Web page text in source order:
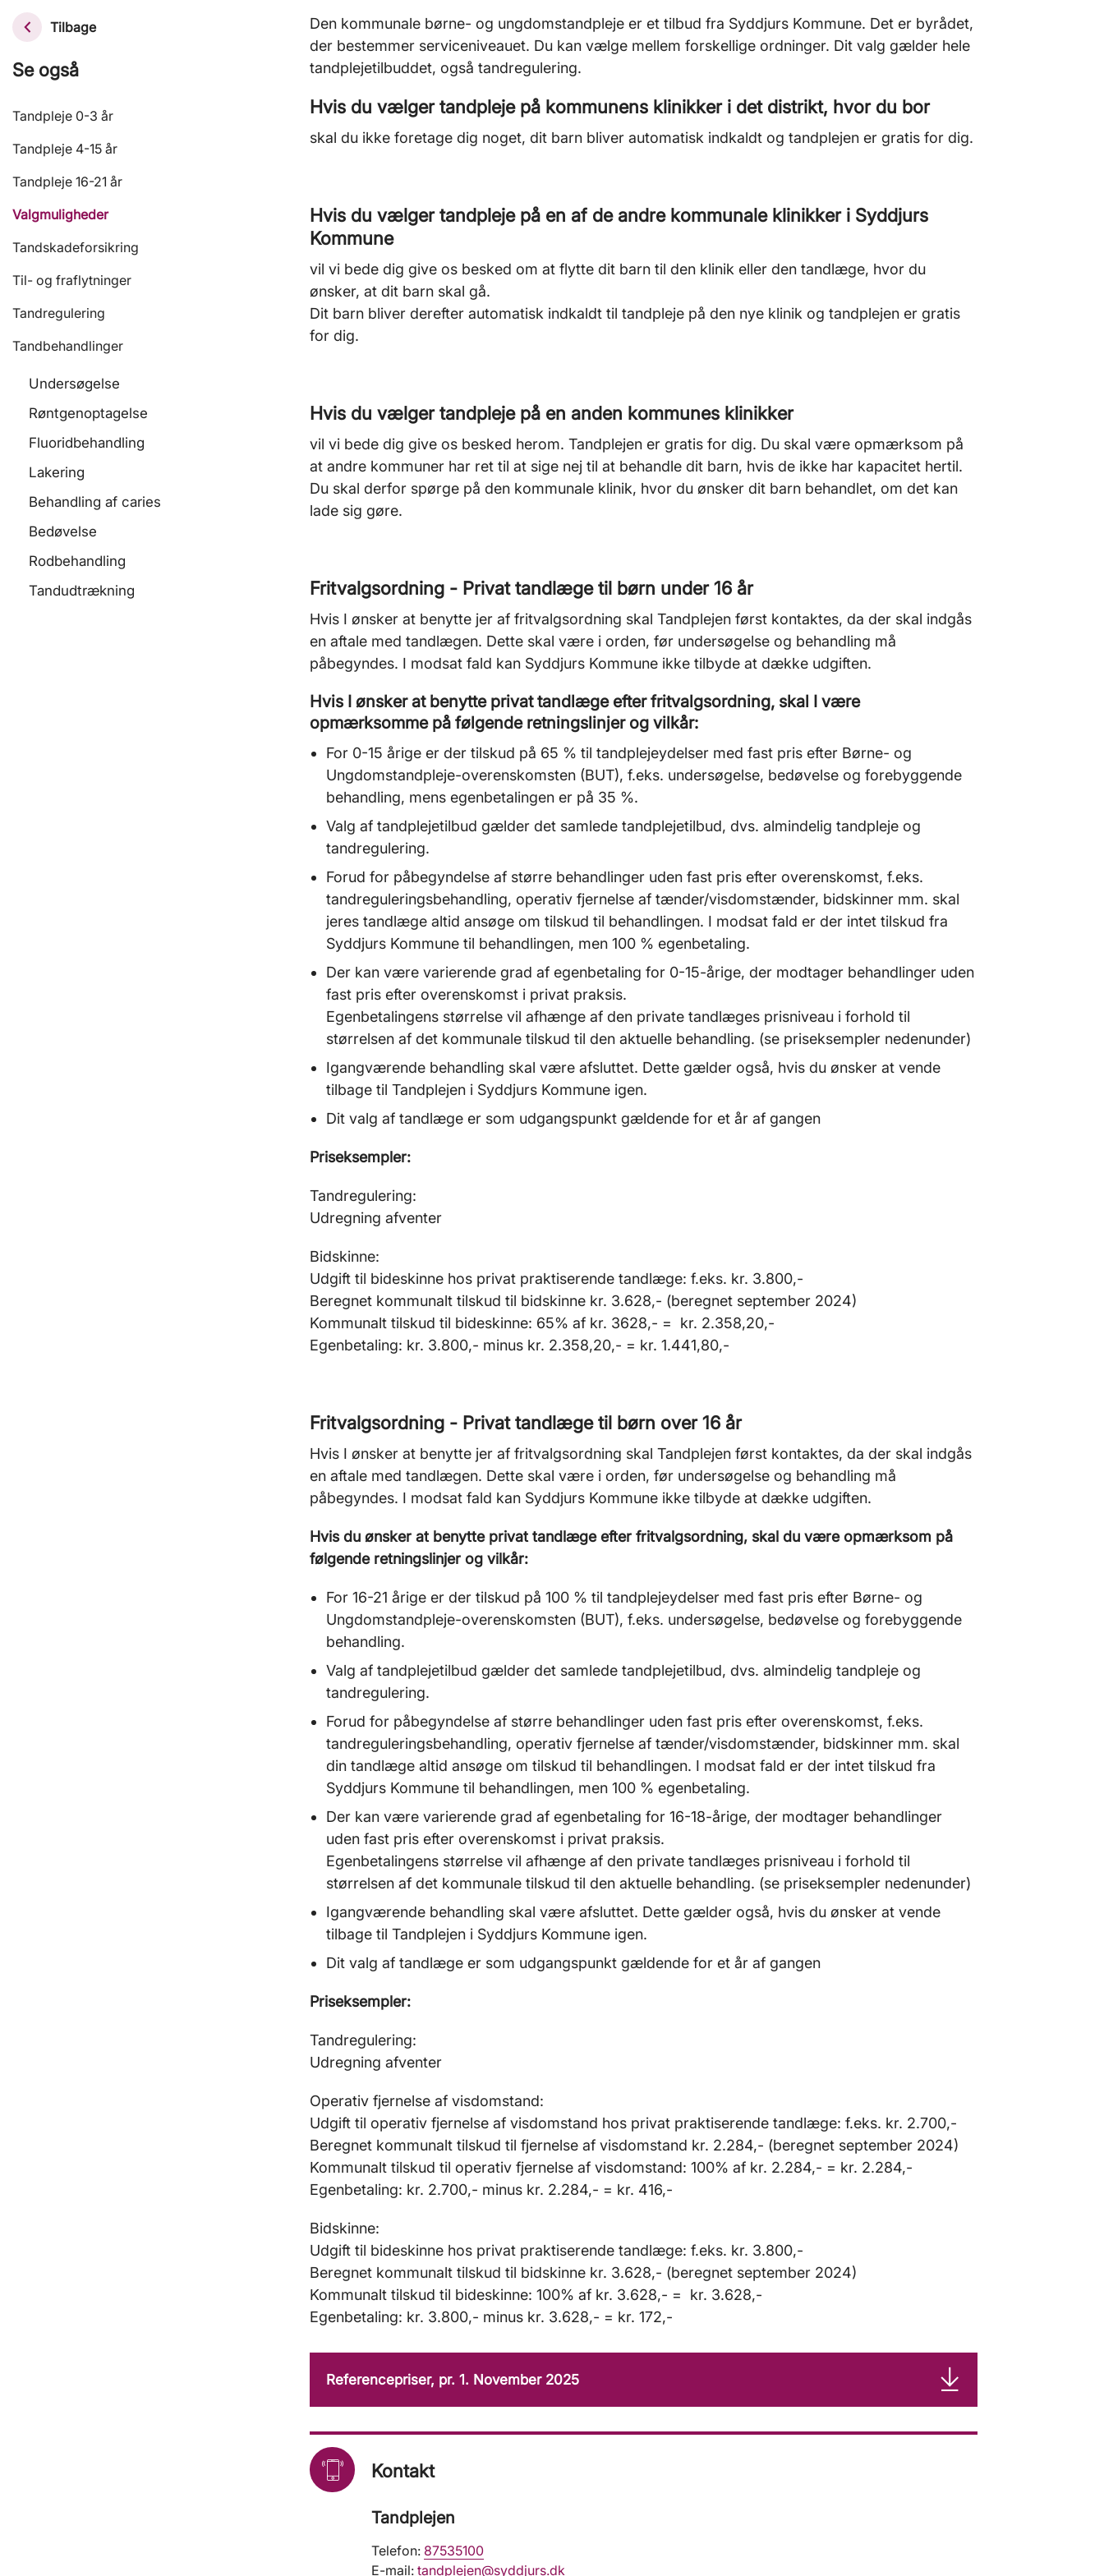
Tilbage
Se også
Tandpleje 0-3 år
Tandpleje 4-15 år
Tandpleje 16-21 år
Valgmuligheder
Tandskadeforsikring
Til- og fraflytninger
Tandregulering
Tandbehandlinger
Undersøgelse
Røntgenoptagelse
Fluoridbehandling
Lakering
Behandling af caries
Bedøvelse
Rodbehandling
Tandudtrækning
Den kommunale børne- og ungdomstandpleje er et tilbud fra Syddjurs Kommune. Det er byrådet,
der bestemmer serviceniveauet. Du kan vælge mellem forskellige ordninger. Dit valg gælder hele
tandplejetilbuddet, også tandregulering.
Hvis du vælger tandpleje på kommunens klinikker i det distrikt, hvor du bor
skal du ikke foretage dig noget, dit barn bliver automatisk indkaldt og tandplejen er gratis for dig.
Hvis du vælger tandpleje på en af de andre kommunale klinikker i Syddjurs
Kommune
vil vi bede dig give os besked om at flytte dit barn til den klinik eller den tandlæge, hvor du
ønsker, at dit barn skal gå.
Dit barn bliver derefter automatisk indkaldt til tandpleje på den nye klinik og tandplejen er gratis
for dig.
Hvis du vælger tandpleje på en anden kommunes klinikker
vil vi bede dig give os besked herom. Tandplejen er gratis for dig. Du skal være opmærksom på
at andre kommuner har ret til at sige nej til at behandle dit barn, hvis de ikke har kapacitet hertil.
Du skal derfor spørge på den kommunale klinik, hvor du ønsker dit barn behandlet, om det kan
lade sig gøre.
Fritvalgsordning - Privat tandlæge til børn under 16 år
Hvis I ønsker at benytte jer af fritvalgsordning skal Tandplejen først kontaktes, da der skal indgås
en aftale med tandlægen. Dette skal være i orden, før undersøgelse og behandling må
påbegyndes. I modsat fald kan Syddjurs Kommune ikke tilbyde at dække udgiften.
Hvis I ønsker at benytte privat tandlæge efter fritvalgsordning, skal I være
opmærksomme på følgende retningslinjer og vilkår:
For 0-15 årige er der tilskud på 65 % til tandplejeydelser med fast pris efter Børne- og
Ungdomstandpleje-overenskomsten (BUT), f.eks. undersøgelse, bedøvelse og forebyggende
behandling, mens egenbetalingen er på 35 %.
Valg af tandplejetilbud gælder det samlede tandplejetilbud, dvs. almindelig tandpleje og
tandregulering.
Forud for påbegyndelse af større behandlinger uden fast pris efter overenskomst, f.eks.
tandreguleringsbehandling, operativ fjernelse af tænder/visdomstænder, bidskinner mm. skal
jeres tandlæge altid ansøge om tilskud til behandlingen. I modsat fald er der intet tilskud fra
Syddjurs Kommune til behandlingen, men 100 % egenbetaling.
Der kan være varierende grad af egenbetaling for 0-15-årige, der modtager behandlinger uden
fast pris efter overenskomst i privat praksis.
Egenbetalingens størrelse vil afhænge af den private tandlæges prisniveau i forhold til
størrelsen af det kommunale tilskud til den aktuelle behandling. (se priseksempler nedenunder)
Igangværende behandling skal være afsluttet. Dette gælder også, hvis du ønsker at vende
tilbage til Tandplejen i Syddjurs Kommune igen.
Dit valg af tandlæge er som udgangspunkt gældende for et år af gangen
Priseksempler:
Tandregulering:
Udregning afventer
Bidskinne:
Udgift til bideskinne hos privat praktiserende tandlæge: f.eks. kr. 3.800,-
Beregnet kommunalt tilskud til bidskinne kr. 3.628,- (beregnet september 2024)
Kommunalt tilskud til bideskinne: 65% af kr. 3628,- = kr. 2.358,20,-
Egenbetaling: kr. 3.800,- minus kr. 2.358,20,- = kr. 1.441,80,-
Fritvalgsordning - Privat tandlæge til børn over 16 år
Hvis I ønsker at benytte jer af fritvalgsordning skal Tandplejen først kontaktes, da der skal indgås
en aftale med tandlægen. Dette skal være i orden, før undersøgelse og behandling må
påbegyndes. I modsat fald kan Syddjurs Kommune ikke tilbyde at dække udgiften.
Hvis du ønsker at benytte privat tandlæge efter fritvalgsordning, skal du være opmærksom på
følgende retningslinjer og vilkår:
For 16-21 årige er der tilskud på 100 % til tandplejeydelser med fast pris efter Børne- og
Ungdomstandpleje-overenskomsten (BUT), f.eks. undersøgelse, bedøvelse og forebyggende
behandling.
Valg af tandplejetilbud gælder det samlede tandplejetilbud, dvs. almindelig tandpleje og
tandregulering.
Forud for påbegyndelse af større behandlinger uden fast pris efter overenskomst, f.eks.
tandreguleringsbehandling, operativ fjernelse af tænder/visdomstænder, bidskinner mm. skal
din tandlæge altid ansøge om tilskud til behandlingen. I modsat fald er der intet tilskud fra
Syddjurs Kommune til behandlingen, men 100 % egenbetaling.
Der kan være varierende grad af egenbetaling for 16-18-årige, der modtager behandlinger
uden fast pris efter overenskomst i privat praksis.
Egenbetalingens størrelse vil afhænge af den private tandlæges prisniveau i forhold til
størrelsen af det kommunale tilskud til den aktuelle behandling. (se priseksempler nedenunder)
Igangværende behandling skal være afsluttet. Dette gælder også, hvis du ønsker at vende
tilbage til Tandplejen i Syddjurs Kommune igen.
Dit valg af tandlæge er som udgangspunkt gældende for et år af gangen
Priseksempler:
Tandregulering:
Udregning afventer
Operativ fjernelse af visdomstand:
Udgift til operativ fjernelse af visdomstand hos privat praktiserende tandlæge: f.eks. kr. 2.700,-
Beregnet kommunalt tilskud til fjernelse af visdomstand kr. 2.284,- (beregnet september 2024)
Kommunalt tilskud til operativ fjernelse af visdomstand: 100% af kr. 2.284,- = kr. 2.284,-
Egenbetaling: kr. 2.700,- minus kr. 2.284,- = kr. 416,-
Bidskinne:
Udgift til bideskinne hos privat praktiserende tandlæge: f.eks. kr. 3.800,-
Beregnet kommunalt tilskud til bidskinne kr. 3.628,- (beregnet september 2024)
Kommunalt tilskud til bideskinne: 100% af kr. 3.628,- = kr. 3.628,-
Egenbetaling: kr. 3.800,- minus kr. 3.628,- = kr. 172,-
Referencepriser, pr. 1. November 2025
Kontakt
Tandplejen
Telefon: 87535100
E-mail:tandplejen@syddjurs.dk